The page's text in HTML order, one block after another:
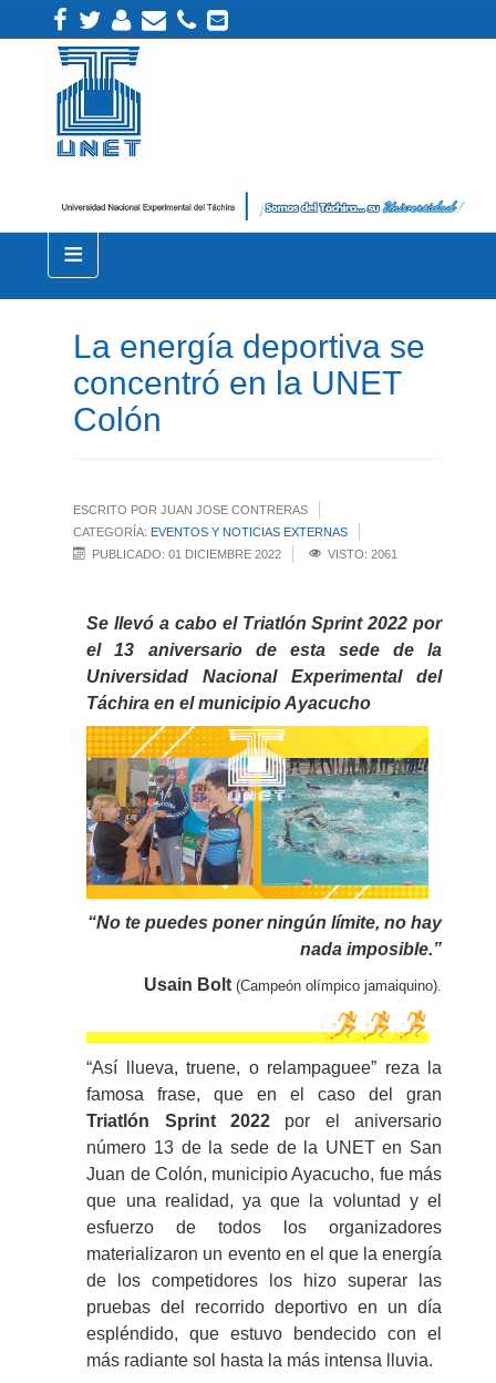
≡
La energía deportiva se
concentró en la UNET
Colón
ESCRITO POR JUAN JOSE CONTRERAS
CATEGORÍA: EVENTOS Y NOTICIAS EXTERNAS
PUBLICADO: 01 DICIEMBRE 2022
VISTO: 2061
Se llevó a cabo el Triatlón Sprint 2022 por
el 13 aniversario de esta sede de la
Universidad Nacional Experimental del
Táchira en el municipio Ayacucho
“No te puedes poner ningún límite, no hay
nada imposible.”
Usain Bolt (Campeón olímpico jamaiquino).
“Así llueva, truene, o relampaguee” reza la
famosa frase, que en el caso del gran
Triatlón Sprint 2022 por el aniversario
número 13 de la sede de la UNET en San
Juan de Colón, municipio Ayacucho, fue más
que una realidad, ya que la voluntad y el
esfuerzo de todos los organizadores
materializaron un evento en el que la energía
de los competidores los hizo superar las
pruebas del recorrido deportivo en un día
espléndido, que estuvo bendecido con el
más radiante sol hasta la más intensa lluvia.